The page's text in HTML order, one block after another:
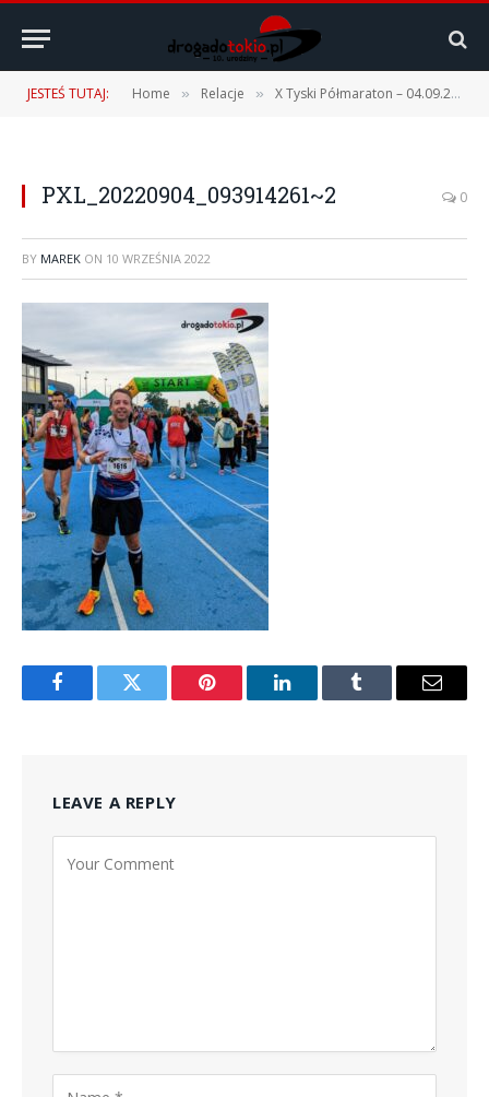
JESTEŚ TUTAJ: Home » Relacje » X Tyski Półmaraton – 04.09.2022 r.
PXL_20220904_093914261~2 0
BY MAREK ON 10 WRZEŚNIA 2022
FacebookTwitter Pinterest LinkedInTumblr Email
LEAVE A REPLY